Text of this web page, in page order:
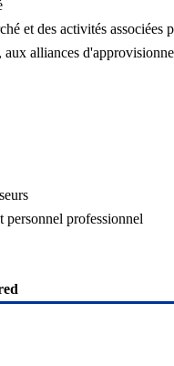
et des activités associées
alliances
personnel professionnel